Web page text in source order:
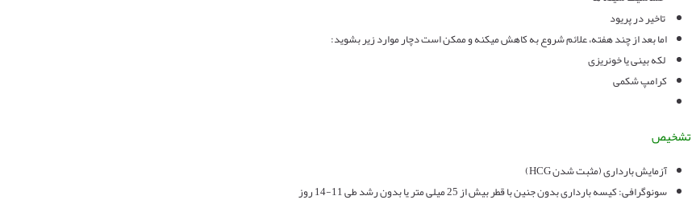
تاخیر در پریود
اما بعد از چند هفته، علائم شروع به کاهش میکنه و ممکن است دچار موارد زیر بشوید:
لکه بینی یا خونریزی
کرامپ شکمی
تشخیص
آزمایش بارداری (مثبت شدن HCG)
سونوگرافی: کیسه بارداری بدون جنین با قطر بیش از 25 میلی متر یا بدون رشد طی 11-14 روز